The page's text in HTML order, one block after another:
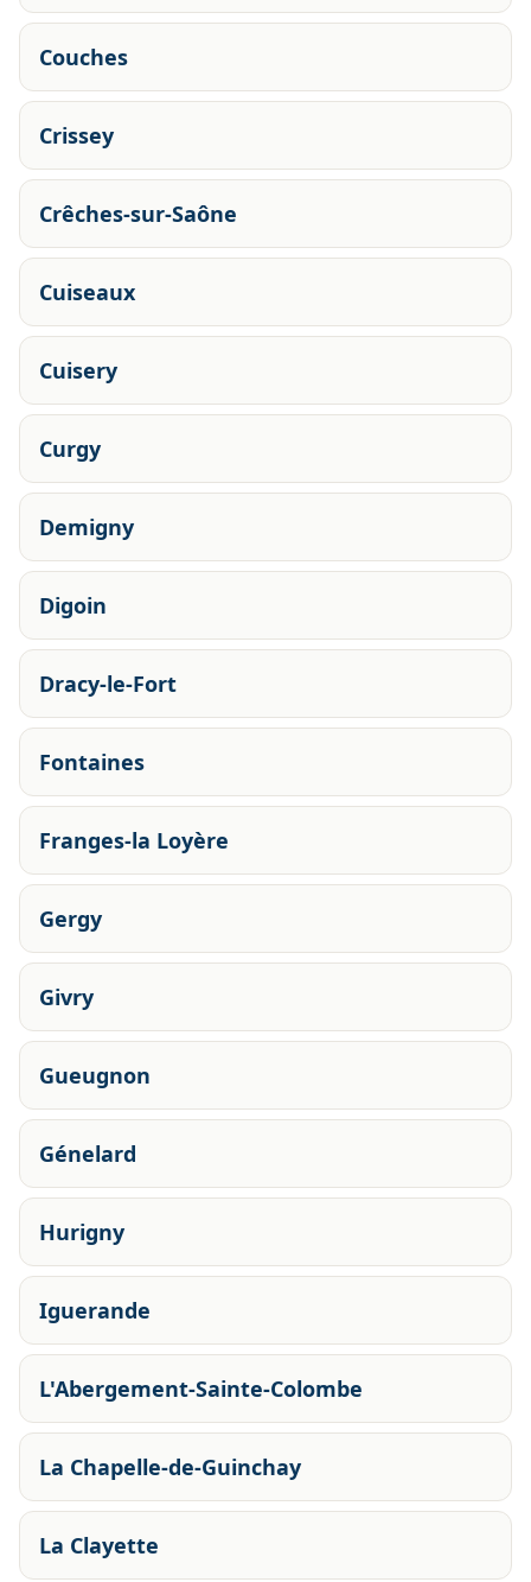
Couches
Crissey
Crêches-sur-Saône
Cuiseaux
Cuisery
Curgy
Demigny
Digoin
Dracy-le-Fort
Fontaines
Franges-la Loyère
Gergy
Givry
Gueugnon
Génelard
Hurigny
Iguerande
L'Abergement-Sainte-Colombe
La Chapelle-de-Guinchay
La Clayette